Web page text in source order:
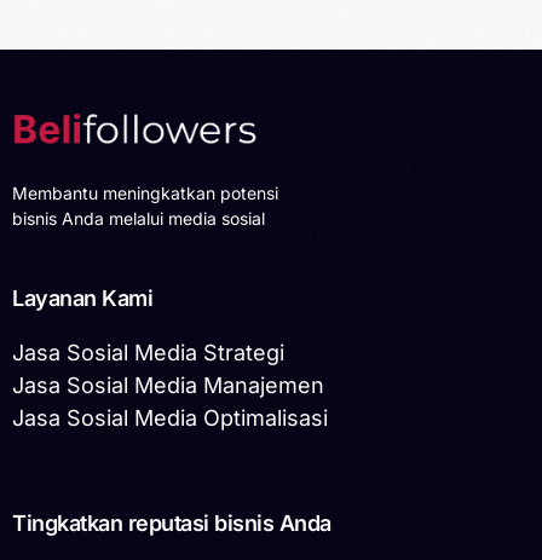
Membantu meningkatkan potensi
bisnis Anda melalui media sosial
Layanan Kami
Jasa Sosial Media Strategi
Jasa Sosial Media Manajemen
Jasa Sosial Media Optimalisasi
Tingkatkan reputasi bisnis Anda